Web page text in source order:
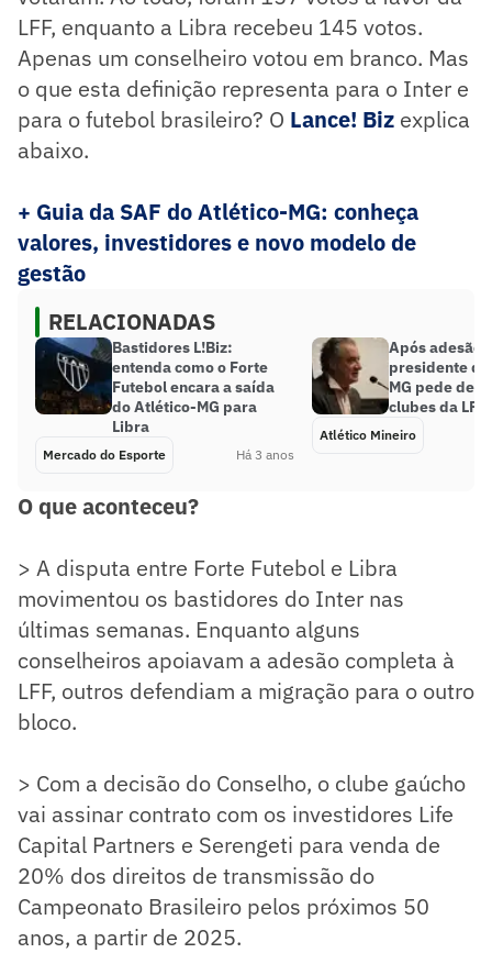
LFF, enquanto a Libra recebeu 145 votos.
Apenas um conselheiro votou em branco. Mas
o que esta definição representa para o Inter e
para o futebol brasileiro? O Lance! Biz explica
abaixo.
+ Guia da SAF do Atlético-MG: conheça
valores, investidores e novo modelo de
gestão
RELACIONADAS
Bastidores L!Biz:
entenda como o Forte
Futebol encara a saída
do Atlético-MG para
Libra
Mercado do Esporte Há 3 anos
Após adesão
presidente
MG pede
clubes da LFF
Atlético Mineiro
O que aconteceu?
> A disputa entre Forte Futebol e Libra
movimentou os bastidores do Inter nas
últimas semanas. Enquanto alguns
conselheiros apoiavam a adesão completa à
LFF, outros defendiam a migração para o outro
bloco.
> Com a decisão do Conselho, o clube gaúcho
vai assinar contrato com os investidores Life
Capital Partners e Serengeti para venda de
20% dos direitos de transmissão do
Campeonato Brasileiro pelos próximos 50
anos, a partir de 2025.